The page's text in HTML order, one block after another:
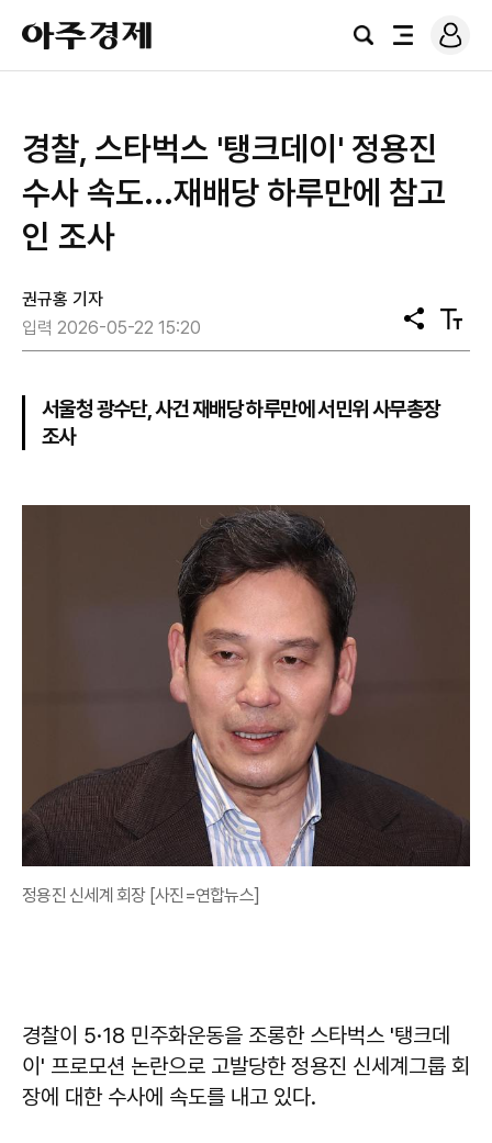
아
주
경
검
전
로
그
경찰, 스타벅스 '탱크데이' 정용진
수사 속도...재배당 하루만에 참고
인 조사
권규홍 기자
입력 2026-05-22 15:20
공
유
텍
스
서울청 광수단, 사건 재배당 하루만에 서민위 사무총장
조사
정용진 신세계 회장 [사진=연합뉴스]
경찰이 5·18 민주화운동을 조롱한 스타벅스 '탱크데
이' 프로모션 논란으로 고발당한 정용진 신세계그룹 회
장에 대한 수사에 속도를 내고 있다.